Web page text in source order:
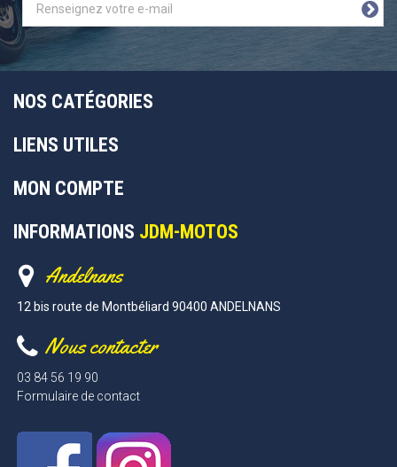
NOS CATÉGORIES
LIENS UTILES
MON COMPTE
INFORMATIONS JDM-MOTOS
Andelnans
12 bis route de Montbéliard 90400 ANDELNANS
Nous contacter
03 84 56 19 90
Formulaire de contact